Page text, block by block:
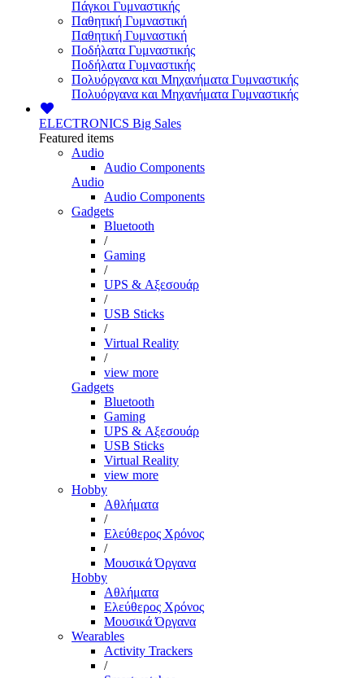
Πάγκοι Γυμναστικής
Παθητική Γυμναστική
Παθητική Γυμναστική
Ποδήλατα Γυμναστικής
Ποδήλατα Γυμναστικής
Πολυόργανα και Μηχανήματα Γυμναστικής
Πολυόργανα και Μηχανήματα Γυμναστικής
ELECTRONICS Big Sales
Featured items
Audio
Audio Components
Audio
Audio Components
Gadgets
Bluetooth
/
Gaming
/
UPS & Αξεσουάρ
/
USB Sticks
/
Virtual Reality
/
view more
Gadgets
Bluetooth
Gaming
UPS & Αξεσουάρ
USB Sticks
Virtual Reality
view more
Hobby
Αθλήματα
/
Ελεύθερος Χρόνος
/
Μουσικά Όργανα
Hobby
Αθλήματα
Ελεύθερος Χρόνος
Μουσικά Όργανα
Wearables
Activity Trackers
/